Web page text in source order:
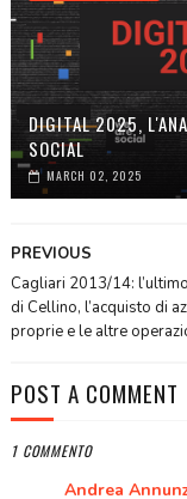
DIGITAL 2025,
SOCIAL
MARCH 02, 2025
PREVIOUS
Cagliari 2013/14:
di Cellino, l’acquisto di
proprie e le altre
POST A COMMENT
1 COMMENTO
Andrea